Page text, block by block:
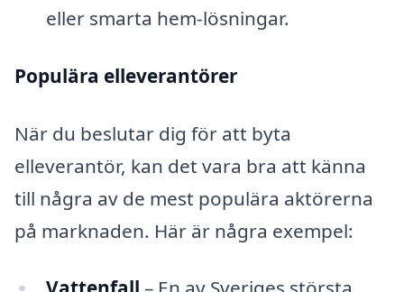
eller smarta hem-lösningar.
Populära elleverantörer
När du beslutar dig för att byta
elleverantör, kan det vara bra att känna
till några av de mest populära aktörerna
på marknaden. Här är några exempel: